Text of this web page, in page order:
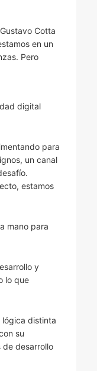
Cotta
en un
Pero
digital
para
un canal
estamos
mano para
y
lo que
lógica distinta
su
de desarrollo